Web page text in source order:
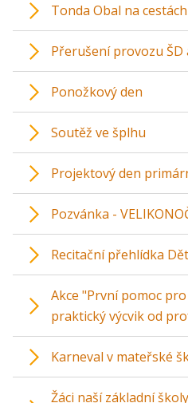
Tonda Obal na
Přerušení provozu ŠD
Ponožkový den
Soutěž ve šplhu
Projektový den
Pozvánka -
Recitační přehlídka
Akce "První pomoc
praktický výcvik od
Karneval v mateřské
Žáci naší základní